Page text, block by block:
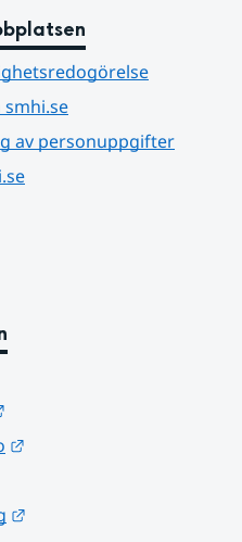
smhi.se
av personuppgifter